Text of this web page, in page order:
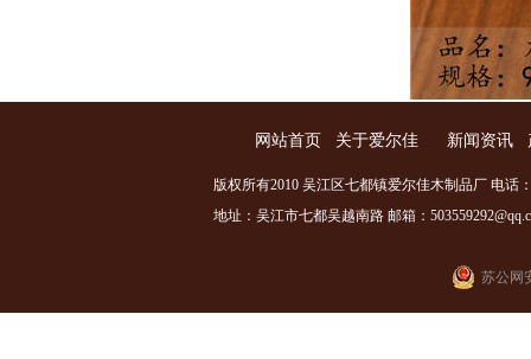
网站首页 关于爱尔佳 新闻资讯
版权所有2010 吴江区七都镇爱尔佳木制品厂 电话
地址：吴江市七都吴越南路 邮箱：
苏公网